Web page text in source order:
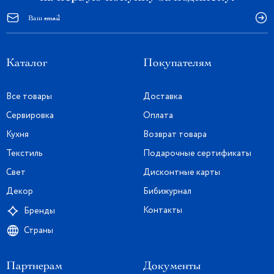
Каталог
Все товары
Сервировка
Кухня
Текстиль
Свет
Декор
Бренды
Страны
Покупателям
Доставка
Оплата
Возврат товара
Подарочные сертификаты
Дисконтные карты
Бибижурнал
Контакты
Партнерам Документы